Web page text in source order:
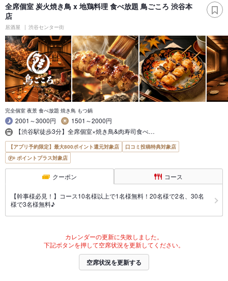
全席個室 炭火焼き鳥 x 地鶏料理 食べ放題 鳥ごころ 渋谷本
店
居酒屋 渋谷センター街
完全個室 夜景 食べ放題 焼き鳥 もつ鍋
2001～3000円
1501～2000円
【渋谷駅徒歩3分】全席個室×焼き鳥&肉寿司食べ…
【アプリ予約限定】最大800ポイント還元対象店
口コミ投稿特典対象店
ポイントプラス対象店
クーポン コース
【幹事様必見！】コース10名様以上で1名様無料！20名様で2名、30名
様で3名様無料♪
カレンダーの更新に失敗しました。
下記ボタンを押して空席状況を更新してください。
空席状況を更新する